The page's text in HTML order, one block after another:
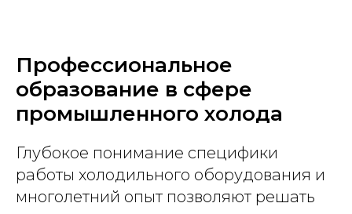
Профессиональное
образование в сфере
промышленного холода
Глубокое понимание специфики
работы холодильного оборудования и
многолетний опыт позволяют решать